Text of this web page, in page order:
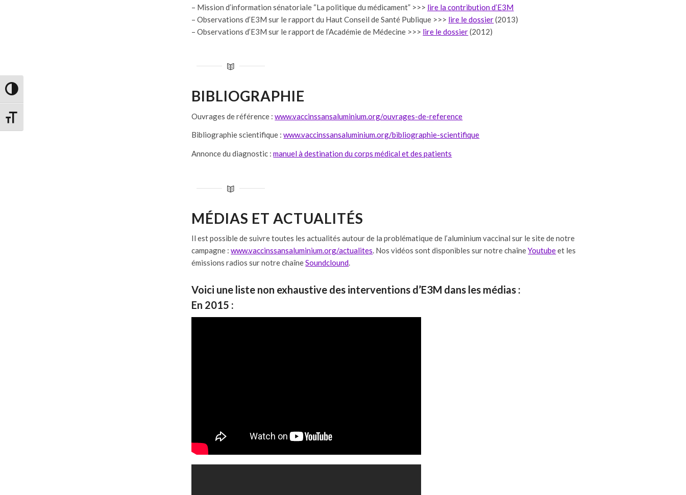
Passer en contraste élevé
Changer la taille de la police
– Mission d’information sénatoriale “La politique du médicament” >>> lire la contribution d’E3M
– Observations d’E3M sur le rapport du Haut Conseil de Santé Publique >>> lire le dossier(2013)
– Observations d’E3M sur le rapport de l’Académie de Médecine >>> lire le dossier(2012)
BIBLIOGRAPHIE
Ouvrages de référence :www.vaccinssansaluminium.org/ouvrages-de-reference
Bibliographie scientifique :www.vaccinssansaluminium.org/bibliographie-scientifique
Annonce du diagnostic :manuel à destination du corps médical et des patients
MÉDIAS ET ACTUALITÉS
Il est possible de suivre toutes les actualités autour de la problématique de l’aluminium vaccinal sur le site de notre
campagne :www.vaccinssansaluminium.org/actualites. Nos vidéos sont disponibles sur notre chaîneYoutubeet les
émissions radios sur notre chaîneSoundclound.
Voici une liste non exhaustive des interventions d’E3M dans les médias :
En 2015 :